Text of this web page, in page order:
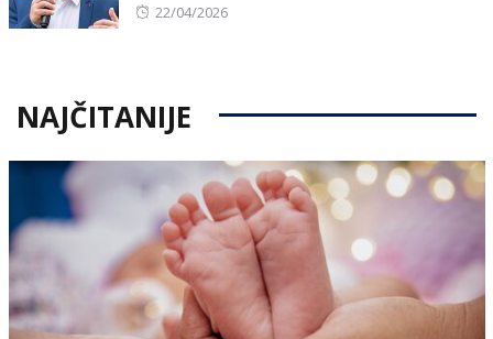
Posted
22/04/2026
NAJČITANIJE